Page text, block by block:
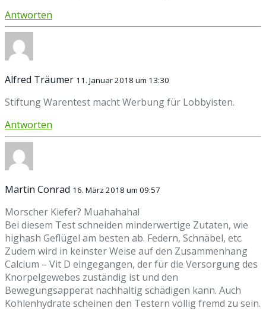
Antworten
Alfred Träumer 11. Januar 2018 um 13:30
Stiftung Warentest macht Werbung für Lobbyisten.
Antworten
Martin Conrad 16. März 2018 um 09:57
Morscher Kiefer? Muahahaha!
Bei diesem Test schneiden minderwertige Zutaten, wie
highash Geflügel am besten ab. Federn, Schnäbel, etc.
Zudem wird in keinster Weise auf den Zusammenhang
Calcium – Vit D eingegangen, der für die Versorgung des
Knorpelgewebes zuständig ist und den
Bewegungsapperat nachhaltig schädigen kann. Auch
Kohlenhydrate scheinen den Testern völlig fremd zu sein.